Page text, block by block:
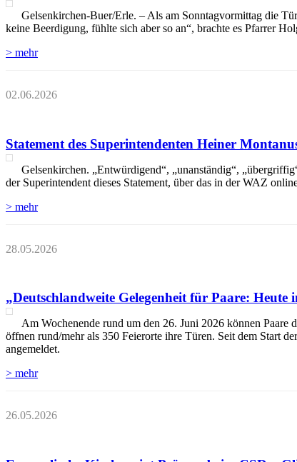
Gelsenkirchen-Buer/Erle. – Als am Sonntagvormittag die
keine Beerdigung, fühlte sich aber so an“, brachte es Pfarrer
> mehr
02.06.2026
Statement des Superintendenten Heiner
Gelsenkirchen. „Entwürdigend“, „unanständig“,
der Superintendent dieses Statement, über das in der WAZ
> mehr
28.05.2026
„Deutschlandweite Gelegenheit für Paare:
Am Wochenende rund um den 26. Juni 2026 können
öffnen rund/mehr als 350 Feierorte ihre Türen. Seit dem Start
angemeldet.
> mehr
26.05.2026